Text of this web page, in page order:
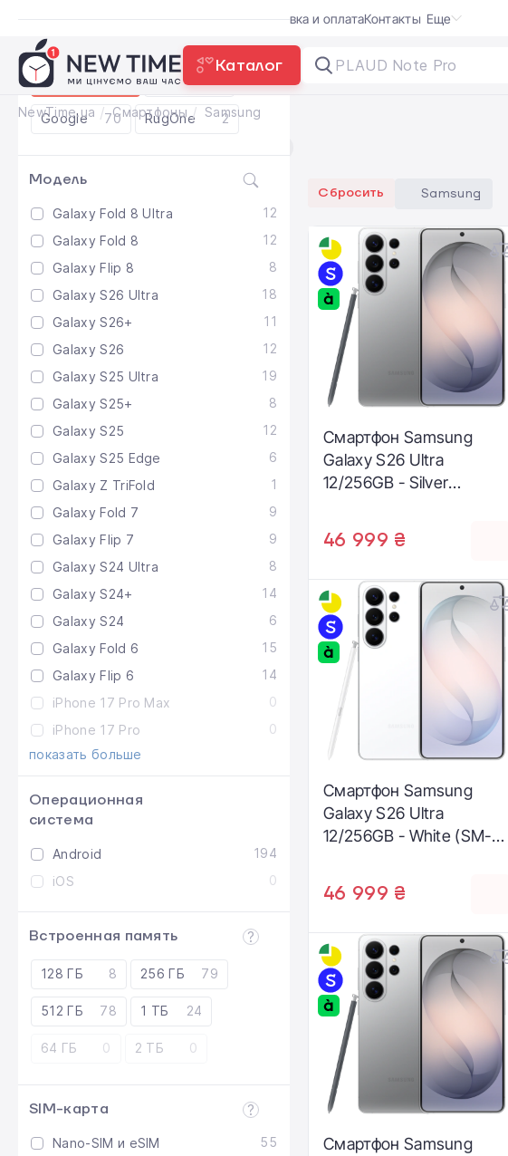
Доставка и оплатаКонтакты Еще
Каталог
NewTime.ua Смартфоны Samsung
Бренд
Samsung 194 Apple
Google 70 RugOne 2
Модель
Galaxy Fold 8 Ultra
12
Galaxy Fold 8
12
Galaxy Flip 8
8
Galaxy S26 Ultra
18
Galaxy S26+
11
Galaxy S26
12
Galaxy S25 Ultra
19
Galaxy S25+
8
Galaxy S25
12
Galaxy S25 Edge
6
Galaxy Z TriFold
1
Galaxy Fold 7
9
Galaxy Flip 7
9
Galaxy S24 Ultra
8
Galaxy S24+
14
Galaxy S24
6
Galaxy Fold 6
15
Galaxy Flip 6
14
iPhone 17 Pro Max
0
iPhone 17 Pro
0
показать больше
Операционная
система
Android
194
iOS
0
Встроенная память
128 ГБ 8 256 ГБ 79
512 ГБ 78 1 ТБ 24
64 ГБ 0 2 ТБ 0
SIM-карта
Nano-SIM и eSIM
55
Сбросить Samsung
Смартфон Samsung
Galaxy S26 Ultra
12/256GB - Silver
46 999 ₴
Смартфон Samsung
Galaxy S26 Ultra
12/256GB - White (SM-
46 999 ₴
Смартфон Samsung